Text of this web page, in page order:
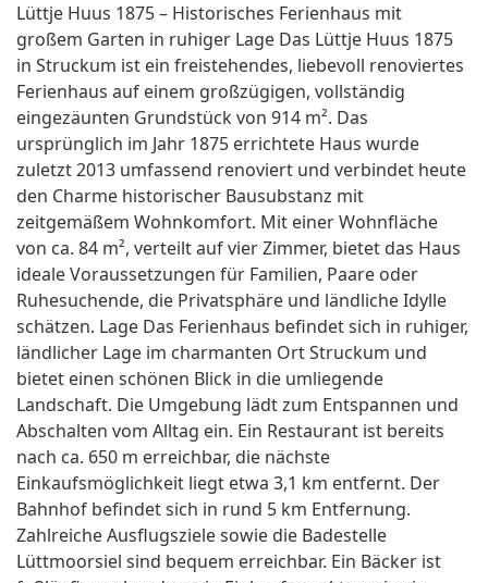
Lüttje Huus 1875 – Historisches Ferienhaus mit
großem Garten in ruhiger Lage Das Lüttje Huus 1875
in Struckum ist ein freistehendes, liebevoll renoviertes
Ferienhaus auf einem großzügigen, vollständig
eingezäunten Grundstück von 914 m². Das
ursprünglich im Jahr 1875 errichtete Haus wurde
zuletzt 2013 umfassend renoviert und verbindet heute
den Charme historischer Bausubstanz mit
zeitgemäßem Wohnkomfort. Mit einer Wohnfläche
von ca. 84 m², verteilt auf vier Zimmer, bietet das Haus
ideale Voraussetzungen für Familien, Paare oder
Ruhesuchende, die Privatsphäre und ländliche Idylle
schätzen. Lage Das Ferienhaus befindet sich in ruhiger,
ländlicher Lage im charmanten Ort Struckum und
bietet einen schönen Blick in die umliegende
Landschaft. Die Umgebung lädt zum Entspannen und
Abschalten vom Alltag ein. Ein Restaurant ist bereits
nach ca. 650 m erreichbar, die nächste
Einkaufsmöglichkeit liegt etwa 3,1 km entfernt. Der
Bahnhof befindet sich in rund 5 km Entfernung.
Zahlreiche Ausflugsziele sowie die Badestelle
Lüttmoorsiel sind bequem erreichbar. Ein Bäcker ist